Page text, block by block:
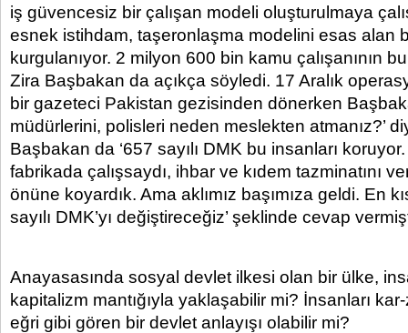
iş güvencesiz bir çalışan modeli oluşturulmaya
esnek istihdam, taşeronlaşma modelini esas alan
kurgulanıyor. 2 milyon 600 bin kamu çalışanının
Zira Başbakan da açıkça söyledi. 17 Aralık
bir gazeteci Pakistan gezisinden dönerken
müdürlerini, polisleri neden meslekten atmanız?’
Başbakan da ‘657 sayılı DMK bu insanları
fabrikada çalışsaydı, ihbar ve kıdem tazminatını
önüne koyardık. Ama aklımız başımıza geldi. En
sayılı DMK’yı değiştireceğiz’ şeklinde cevap
Anayasasında sosyal devlet ilkesi olan bir ülke,
kapitalizm mantığıyla yaklaşabilir mi? İnsanları
eğri gibi gören bir devlet anlayışı olabilir mi?